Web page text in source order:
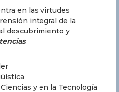
en las virtudes
integral de la
descubrimiento y
:
y en la Tecnología